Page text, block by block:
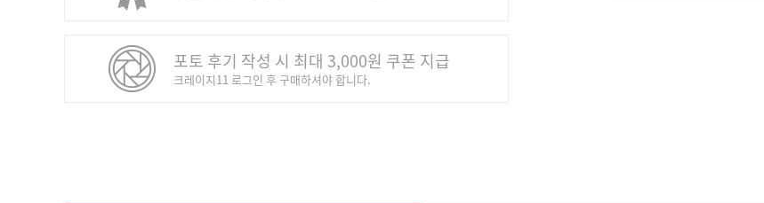
포토 후기 작성 시 최대 3,000원 쿠폰 지급
크레이지11 로그인 후 구매하셔야 합니다.